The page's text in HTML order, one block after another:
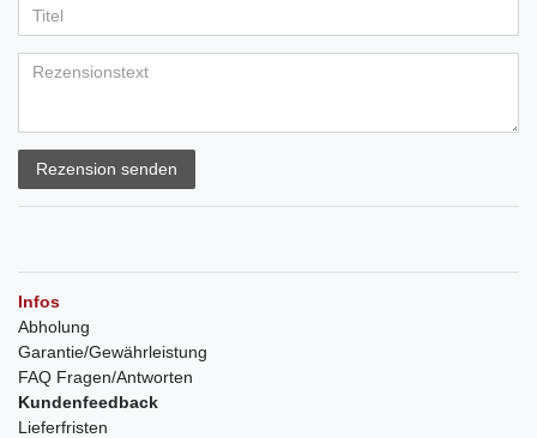
Rezension senden
Infos
Abholung
Garantie/Gewährleistung
FAQ Fragen/Antworten
Kundenfeedback
Lieferfristen